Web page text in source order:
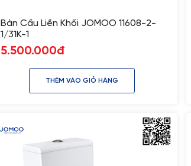
Bàn Cầu Liền Khối JOMOO 11608-2-
1/31K-1
5.500.000đ
THÊM VÀO GIỎ HÀNG